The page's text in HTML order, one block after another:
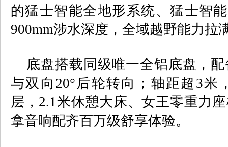
的猛士智能全地形系统、猛士智能
900mm涉水深度，全域越野能力拉
底盘搭载同级唯一全铝底盘，配
与双向 20°后轮转向；轴距超 3米
层， 2.1 米休憩大床、女王零重力
拿音响配齐百万级舒享体验。